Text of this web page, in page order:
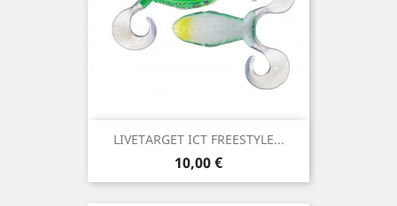
LIVETARGET ICT FREESTYLE...
Precio
10,00 €